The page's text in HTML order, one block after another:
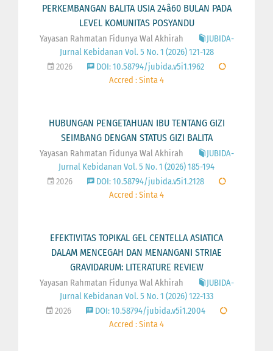
PERKEMBANGAN BALITA USIA 24â60 BULAN PADA
LEVEL KOMUNITAS POSYANDU
Yayasan Rahmatan Fidunya Wal Akhirah
JUBIDA-
Jurnal Kebidanan Vol. 5 No. 1 (2026) 121-128
2026
DOI: 10.58794/jubida.v5i1.1962
Accred : Sinta 4
HUBUNGAN PENGETAHUAN IBU TENTANG GIZI
SEIMBANG DENGAN STATUS GIZI BALITA
Yayasan Rahmatan Fidunya Wal Akhirah
JUBIDA-
Jurnal Kebidanan Vol. 5 No. 1 (2026) 185-194
2026
DOI: 10.58794/jubida.v5i1.2128
Accred : Sinta 4
EFEKTIVITAS TOPIKAL GEL CENTELLA ASIATICA
DALAM MENCEGAH DAN MENANGANI STRIAE
GRAVIDARUM: LITERATURE REVIEW
Yayasan Rahmatan Fidunya Wal Akhirah
JUBIDA-
Jurnal Kebidanan Vol. 5 No. 1 (2026) 122-133
2026
DOI: 10.58794/jubida.v5i1.2004
Accred : Sinta 4